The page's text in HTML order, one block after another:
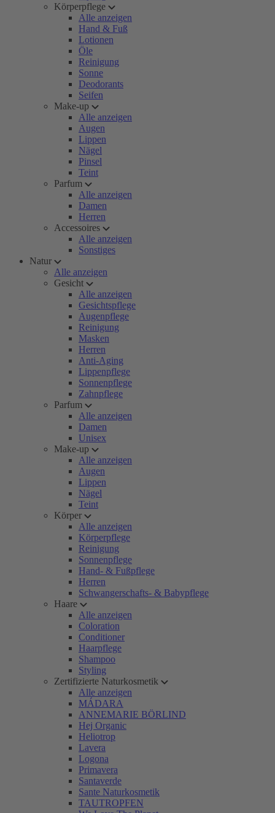
Körperpflege
Alle anzeigen
Hand & Fuß
Lotionen
Öle
Reinigung
Sonne
Deodorants
Seifen
Make-up
Alle anzeigen
Augen
Lippen
Nägel
Pinsel
Teint
Parfum
Alle anzeigen
Damen
Herren
Accessoires
Alle anzeigen
Sonstiges
Natur
Alle anzeigen
Gesicht
Alle anzeigen
Gesichtspflege
Augenpflege
Reinigung
Masken
Herren
Anti-Aging
Lippenpflege
Sonnenpflege
Zahnpflege
Parfum
Alle anzeigen
Damen
Unisex
Make-up
Alle anzeigen
Augen
Lippen
Nägel
Teint
Körper
Alle anzeigen
Körperpflege
Reinigung
Sonnenpflege
Hand- & Fußpflege
Herren
Schwangerschafts- & Babypflege
Haare
Alle anzeigen
Coloration
Conditioner
Haarpflege
Shampoo
Styling
Zertifizierte Naturkosmetik
Alle anzeigen
MÁDARA
ANNEMARIE BÖRLIND
Hej Organic
Heliotrop
Lavera
Logona
Primavera
Santaverde
Sante Naturkosmetik
TAUTROPFEN